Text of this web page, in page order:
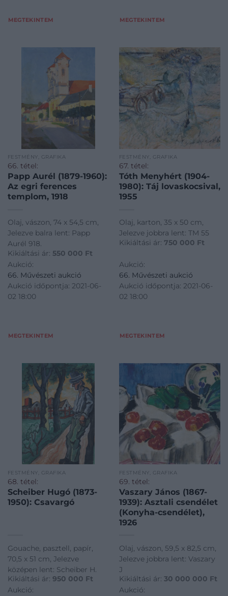
MEGTEKINTEM MEGTEKINTEM
FESTMÉNY, GRAFIKA
66. tétel:
Papp Aurél (1879-1960):
Az egri ferences
templom, 1918
Olaj, vászon, 74 x 54,5 cm,
Jelezve balra lent: Papp
Aurél 918.
Kikiáltási ár: 550 000 Ft
Aukció:
66. Művészeti aukció
Aukció időpontja: 2021-06-
02 18:00
MEGTEKINTEM
FESTMÉNY, GRAFIKA
67. tétel:
Tóth Menyhért (1904-
1980): Táj lovaskocsival,
1955
Olaj, karton, 35 x 50 cm,
Jelezve jobbra lent: TM 55
Kikiáltási ár: 750 000 Ft
Aukció:
66. Művészeti aukció
Aukció időpontja: 2021-06-
02 18:00
MEGTEKINTEM
FESTMÉNY, GRAFIKA
68. tétel:
Scheiber Hugó (1873-
1950): Csavargó
Gouache, pasztell, papír,
70,5 x 51 cm, Jelezve
középen lent: Scheiber H.
Kikiáltási ár: 950 000 Ft
Aukció:
FESTMÉNY, GRAFIKA
69. tétel:
Vaszary János (1867-
1939): Asztali csendélet
(Konyha-csendélet),
1926
Olaj, vászon, 59,5 x 82,5 cm,
Jelezve jobbra lent: Vaszary
J
Kikiáltási ár: 30 000 000 Ft
Aukció: